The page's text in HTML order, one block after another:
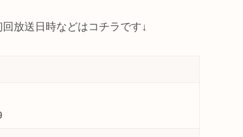
放送日時などはコチラです↓